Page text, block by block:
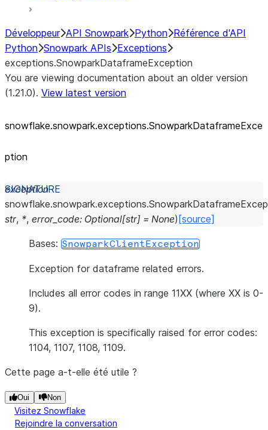
Développeur API Snowpark Python Référence d'API
Python Snowpark APIs Exceptions
exceptions.SnowparkDataframeException
You are viewing documentation about an older version
(1.21.0). View latest version
snowflake.snowpark.exceptions.SnowparkDataframeExce
ption
exception
snowflake.snowpark.exceptions.
str, *, error_code: Optional[str] = None) [source]
Bases: SnowparkClientException
Exception for dataframe related errors.
Includes all error codes in range 11XX (where XX is 0-
9).
This exception is specifically raised for error codes:
1104, 1107, 1108, 1109.
Cette page a-t-elle été utile ?
Oui Non
Visitez Snowflake
Rejoindre la conversation